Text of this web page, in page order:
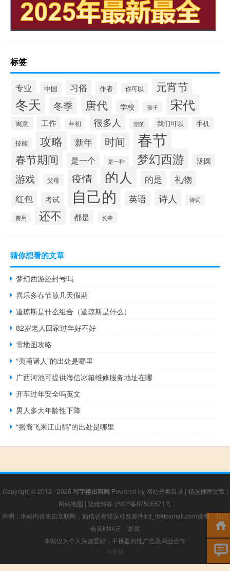
标签
专业 中国 习俗 作者 你可以 元宵节
冬天 冬季 唐代 学校 孩子 宋代
寓意 工作 年初 很多人 您的 我们可以 手机
技能 攻略 新年 时间 春节
春节期间 是一个 是一种 梦幻西游 汤圆
游戏 父母 疫情 的人 的是 礼物
红包 考试 自己的 英语 诗人 诗词
费用 还不 都是 长辈
猜你想看的文章
梦幻西游还封号吗
喜乐多春节放几天假期
道琼斯是什么组合（道琼斯是什么）
82岁老人回家过年好不好
雪地图攻略
“夷甫诸人”的出处是哪里
广西河池可提供海信冰箱维修服务地址在哪
开车过年安全吗英文
男人多大年龄性下降
“摇裔飞来江山鹤”的出处是哪里
Copyright © 2012 - 2026 写字楼出租网 Powered by 网站分类目录 | 精选推荐文章 |
网站地图 | 疑难解答 沪ICP备07505571号
声明：本站内容来自互联网，如信息有错误可发邮件到f_fb#foxmail.com说明，我们
会及时纠正，谢谢
本站仅为个人兴趣爱好，不接盈利性广告及商业合作
小男孩